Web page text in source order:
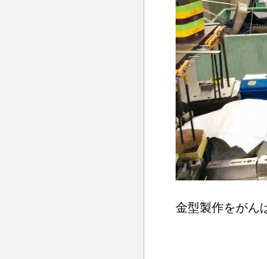
金型製作をがん